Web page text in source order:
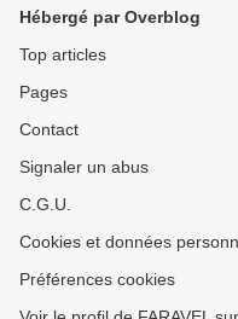
Hébergé par Overblog
Top articles
Pages
Contact
Signaler un abus
C.G.U.
Cookies et données
Préférences cookies